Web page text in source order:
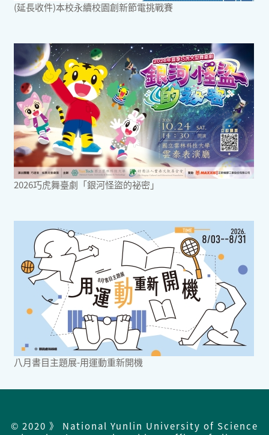
(延長收件)本校永續校園創新節電挑戰賽
2026巧虎舞臺劇「銀河怪盜的祕密」
八月書目主題展-用運動重新開機
© 2020 》 National Yunlin University of Science